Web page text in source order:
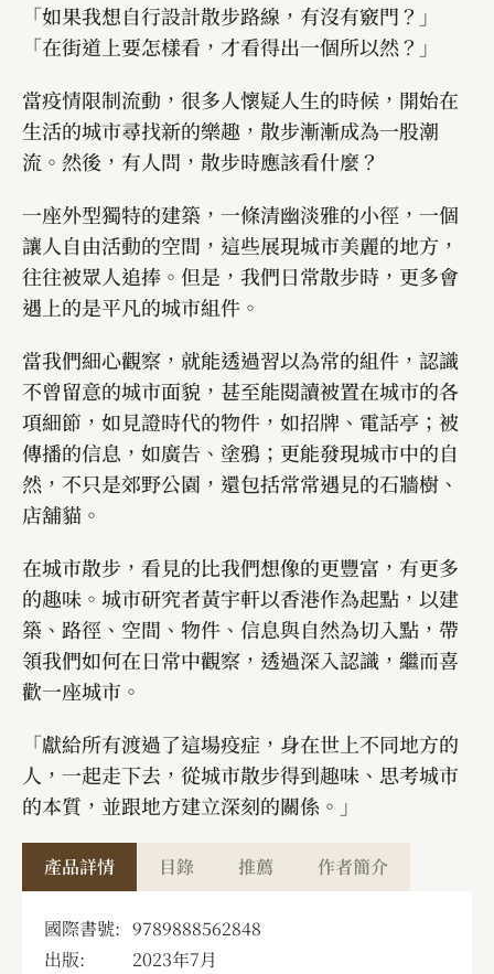
「如果我想自行設計散步路線，有沒有竅門？」
「在街道上要怎樣看，才看得出一個所以然？」
當疫情限制流動，很多人懷疑人生的時候，開始在
生活的城市尋找新的樂趣，散步漸漸成為一股潮
流。然後，有人問，散步時應該看什麼？
一座外型獨特的建築，一條清幽淡雅的小徑，一個
讓人自由活動的空間，這些展現城市美麗的地方，
往往被眾人追捧。但是，我們日常散步時，更多會
遇上的是平凡的城市組件。
當我們細心觀察，就能透過習以為常的組件，認識
不曾留意的城市面貌，甚至能閱讀被置在城市的各
項細節，如見證時代的物件，如招牌、電話亭；被
傳播的信息，如廣告、塗鴉；更能發現城市中的自
然，不只是郊野公園，還包括常常遇見的石牆樹、
店舖貓。
在城市散步，看見的比我們想像的更豐富，有更多
的趣味。城市研究者黃宇軒以香港作為起點，以建
築、路徑、空間、物件、信息與自然為切入點，帶
領我們如何在日常中觀察，透過深入認識，繼而喜
歡一座城市。
「獻給所有渡過了這場疫症，身在世上不同地方的
人，一起走下去，從城市散步得到趣味、思考城市
的本質，並跟地方建立深刻的關係。」
產品詳情 目錄 推薦 作者簡介
國際書號: 9789888562848
出版:
2023年7月